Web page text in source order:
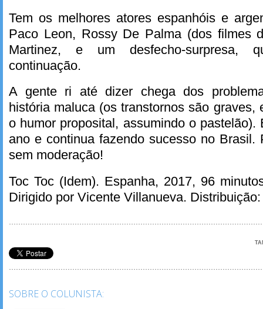
Tem os melhores atores espanhóis e
Paco Leon, Rossy De Palma (dos filmes
Martinez, e um desfecho-surpresa,
continuação.
A gente ri até dizer chega dos
história maluca (os transtornos são graves,
o humor proposital, assumindo o
ano e continua fazendo sucesso no Brasil.
sem moderação!
Toc Toc (Idem). Espanha, 2017, 96
Dirigido por Vicente Villanueva.
SOBRE O COLUNISTA: